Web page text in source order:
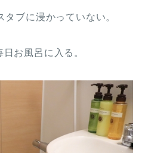
ブに浸かっていない。
お風呂に入る。